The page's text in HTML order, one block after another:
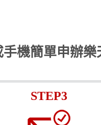
機簡單申辦樂
STEP3